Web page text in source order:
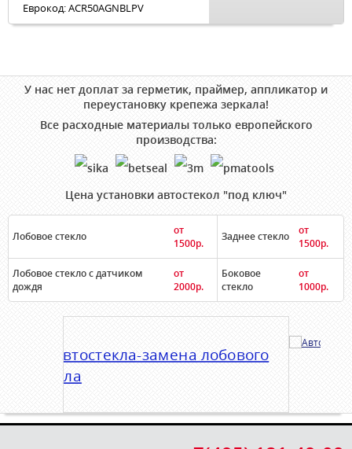
Еврокод: ACR50AGNBLPV
У нас нет доплат за герметик, праймер, аппликатор и
переустановку крепежа зеркала!
Все расходные материалы только европейского
производства:
Цена установки автостекол "под ключ"
Лобовое стекло
от
1500р.
Заднее стекло
от
1500р.
Лобовое стекло с датчиком
дождя
от
2000р.
Боковое
стекло
от
1000р.